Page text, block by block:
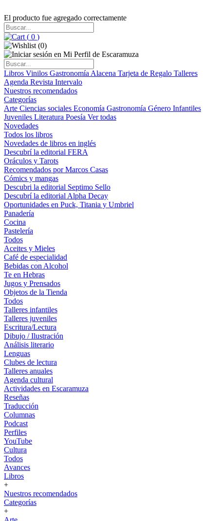
El producto fue agregado correctamente
( 0 )
(0)
Libros Vinilos Gastronomía Alacena Tarjeta de Regalo Talleres
Agenda Revista Intervalo
Nuestros recomendados
Categorías
Arte Ciencias sociales Economía Gastronomía Género Infantiles
Juveniles Literatura Poesía Ver todas
Novedades
Todos los libros
Novedades de libros en inglés
Descubrí la editorial FERA
Oráculos y Tarots
Recomendados por Marcos Casas
Cómics y mangas
Descubri la editorial Septimo Sello
Descubrí la editorial Alpha Decay
Oportunidades en Puck, Titania y Umbriel
Panadería
Cocina
Pastelería
Todos
Aceites y Mieles
Café de especialidad
Bebidas con Alcohol
Te en Hebras
Jugos y Prensados
Objetos de la Tienda
Todos
Talleres infantiles
Talleres juveniles
Escritura/Lectura
Dibujo / Ilustración
Análisis literario
Lenguas
Clubes de lectura
Talleres anuales
Agenda cultural
Actividades en Escaramuza
Reseñas
Traducción
Columnas
Podcast
Perfiles
YouTube
Cultura
Todos
Avances
Libros
+
Nuestros recomendados
Categorías
+